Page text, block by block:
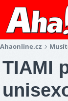
Ahaonline.cz
TIAMI